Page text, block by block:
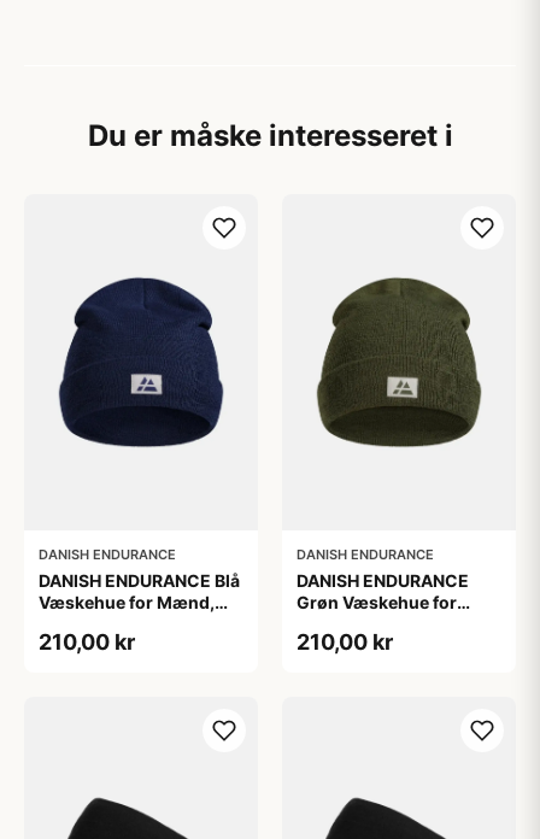
Du er måske interesseret i
DANISH ENDURANCE
DANISH ENDURANCE Blå
Væskehue for Mænd,
Polyester
210,00 kr
DANISH ENDURANCE
DANISH ENDURANCE
Grøn Væskehue for
Genanvendt Polyester
210,00 kr